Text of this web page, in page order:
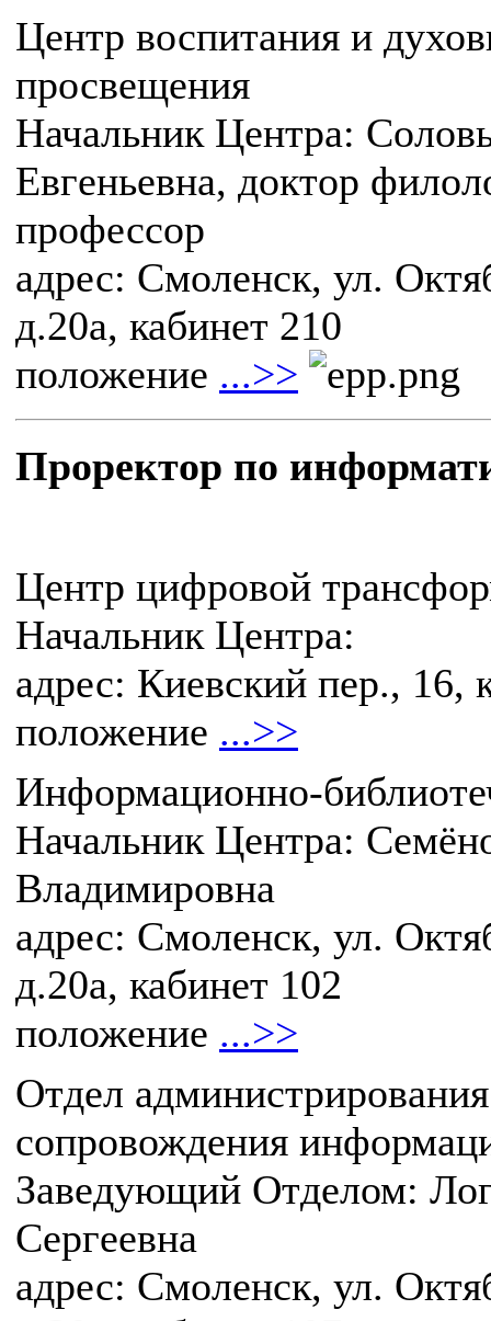
Центр воспитания и
просвещения
Начальник Центра:
Евгеньевна, доктор
профессор
адрес: Смоленск, ул.
д.20а, кабинет 210
положение ...>>
Проректор по
Центр цифровой
Начальник Центра:
адрес: Киевский пер., 16,
положение ...>>
Информационно-
Начальник Центра:
Владимировна
адрес: Смоленск, ул.
д.20а, кабинет 102
положение ...>>
Отдел
сопровождения
Заведующий Отделом:
Сергеевна
адрес: Смоленск, ул.